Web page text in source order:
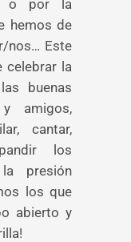
o por la
hemos de
nos… Este
celebrar la
buenas
amigos,
cantar,
los
presión
los que
abierto y